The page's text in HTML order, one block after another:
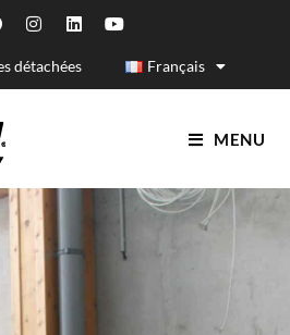
détachées Français
MENU